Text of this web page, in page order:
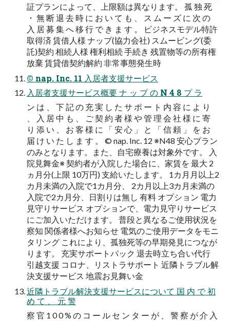
証プランによって、上限額は異なります。 孤 独 死
・ 無 断 退 去 時 に お い て も 、 ス ム ー ズ に 次 の
入 居 募 集 へ 移 行 で き ま す 。 ビジネスモデル特許
取得済 賃借人様 ナップ(協力会社) スムービング(委
託)契約 相続人様 権利相続 手続き 残置物等の所有権
放棄 賃貸借契約解約 非常事態発生時
© nap. Inc. 11 入居者支援サービス
入居者支援サービス概要 ナ ッ プ の N 4 8 プ ラ
ン は 、 下 記 の 充 実 し た サ ポ ー ト 内 容 に よ り
、 入 居 中 も 、 ご 契 約 者 様 や 管 理 会 社 様 に 寄
り 添 い 、 お 客 様 に 「 安 心 」 と 「 信 頼 」 を お
届 け い た し ま す 。 © nap. Inc. 12 ※N48 安心プラン
のみとなります。また、自宅療養は対象外です。 入
院見舞金※ 契約者が入院した場合に、家賃を 最大 2
ヵ月分(上限 10万円) 支給いたします。 1カ月月以上2
カ月未満の入院で1カ月分、 2カ月以上3カ月未満の
入院で2カ月分、日割りは無し 有料 オプション 電力
見守りサービス オプションで、電力見守りサービス
にご加入いただけます。 普段と異なるご使用状況を
察知 関係者様へお知らせ 電気のご使用データをモニ
タリング これにより、孤独死等の早期発見につなが
ります。 充実サポートパック 退去時立ち合い代行
引越支援 コロナ、リストラサポート 近隣トラブル解
決支援サービス 地震お見舞い金
近隣トラブル解決支援サービスについて 国 内 で 初
め て 、 元 警
察 官 1 0 0 % の コ ー ル セ ン タ ー が 、 警 察 が 介 入